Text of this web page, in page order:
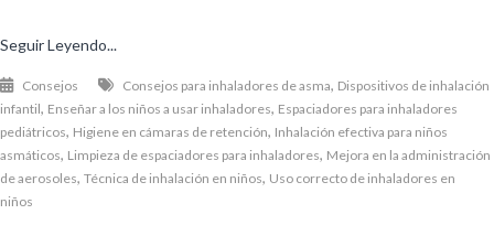
Seguir Leyendo...
Consejos Consejos para inhaladores de asma, Dispositivos de inhalación
infantil, Enseñar a los niños a usar inhaladores, Espaciadores para inhaladores
pediátricos, Higiene en cámaras de retención, Inhalación efectiva para niños
asmáticos, Limpieza de espaciadores para inhaladores, Mejora en la administración
de aerosoles, Técnica de inhalación en niños, Uso correcto de inhaladores en
niños